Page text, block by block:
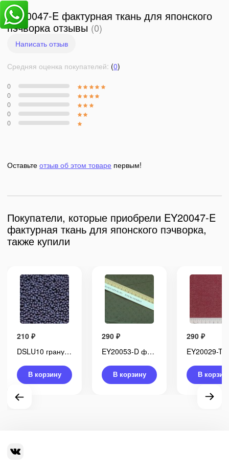
EY20047-E фактурная ткань для японского
пэчворка отзывы (0)
Написать отзыв
Средняя оценка покупателей: (0)
0
0
0
0
0
Оставьте отзыв об этом товаре первым!
Покупатели, которые приобрели EY20047-E
фактурная ткань для японского пэчворка,
также купили
210 ₽
DSLU10 гранулят металлический 1,0 мм, 500 г
В корзину
290 ₽
EY20053-D фактурная ткань для японского пэчворка
В корзину
290 ₽
В